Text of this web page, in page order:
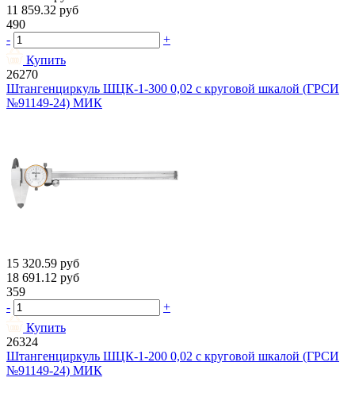
11 859.32 руб
490
-
+
Купить
26270
Штангенциркуль ШЦК-1-300 0,02 с круговой шкалой (ГРСИ
№91149-24) МИК
15 320.59 руб
18 691.12 руб
359
-
+
Купить
26324
Штангенциркуль ШЦК-1-200 0,02 с круговой шкалой (ГРСИ
№91149-24) МИК